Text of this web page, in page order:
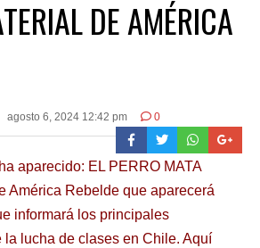
DE AMÉRICA
agosto 6, 2024 12:42 pm 0
aparecido: EL PERRO MATA
América Rebelde que aparecerá
informará los principales
la lucha de clases en Chile. Aquí